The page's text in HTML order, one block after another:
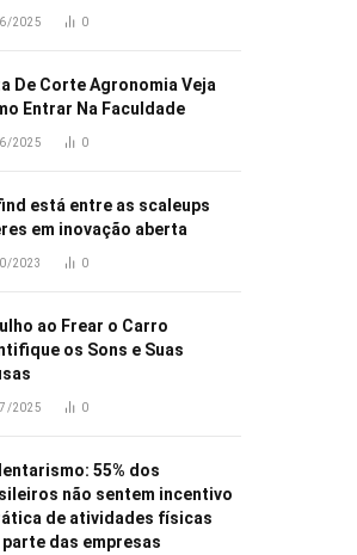
2025 0
De Corte Agronomia Veja
Entrar Na Faculdade
2025 0
está entre as scaleups
em inovação aberta
2023 0
ao Frear o Carro
os Sons e Suas
2025 0
55% dos
não sentem incentivo
de atividades físicas
das empresas